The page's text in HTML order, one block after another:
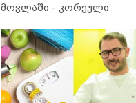
ფერმენტირებული
ინგრედიენტები კანის
მოვლაში - კორეული
ინოვაციური ბრენდი Manyo
საქართველოშია